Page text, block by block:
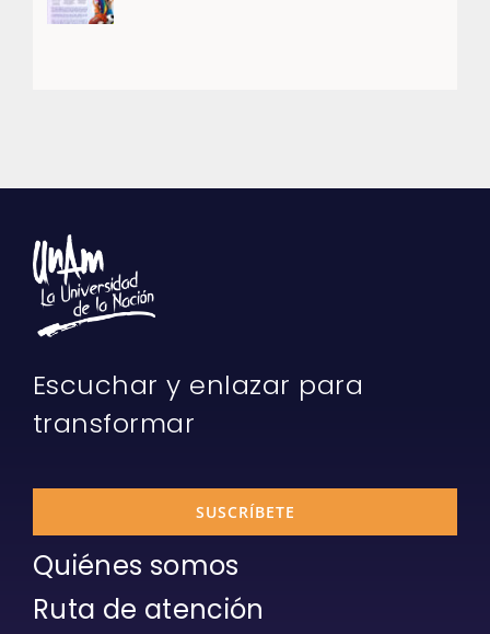
Escuchar y enlazar para
transformar
SUSCRÍBETE
Quiénes somos
Ruta de atención